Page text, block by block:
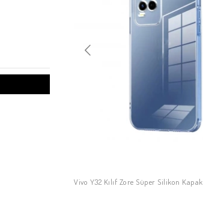
SEPETE EKLE
Vivo Y32 Kılıf Zore Süper Silikon Kapak